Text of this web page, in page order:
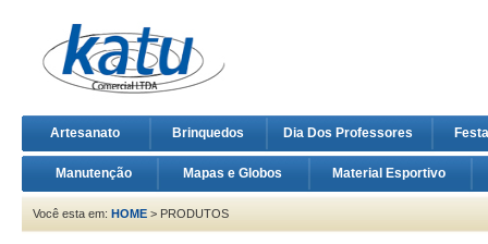
Artesanato Brinquedos Dia Dos Professores
Manutenção Mapas e Globos Material Esportivo
Você esta em: HOME > PRODUTOS